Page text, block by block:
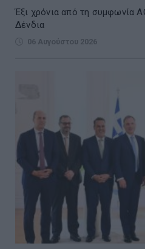
Έξι χρόνια από τη συμφωνία
Δένδια
06 Αυγούστου 2026